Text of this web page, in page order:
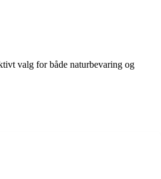
valg for både naturbevaring og